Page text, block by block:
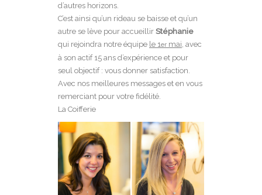
d’autres horizons.
C’est ainsi qu’un rideau se baisse et qu’un
autre se lève pour accueillir Stéphanie
qui rejoindra notre équipe le 1er mai , avec
à son actif 15 ans d’expérience et pour
seul objectif : vous donner satisfaction.
Avec nos meilleures messages et en vous
remerciant pour votre fidélité.
La Coifferie